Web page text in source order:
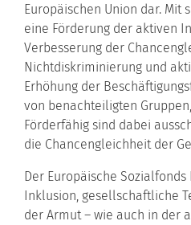
Europäischen Union dar.
eine Förderung der aktiven
Verbesserung der
Nichtdiskriminierung und
Erhöhung der
von benachteiligten
Förderfähig sind dabei
die Chancengleichheit der
Der Europäische
Inklusion, gesellschaftliche
der Armut – wie auch in der